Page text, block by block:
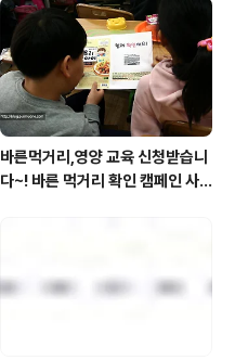
바른먹거리,영양 교육 신청받습니
다~! 바른 먹거리 확인 캠페인 사